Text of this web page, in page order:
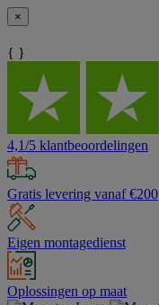
×
{ }
4,1/5 klantbeoordelingen
Gratis levering vanaf €200
Eigen montagedienst
Oplossingen op maat